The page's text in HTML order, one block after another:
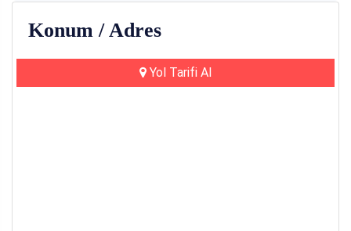
Konum / Adres
Yol Tarifi Al